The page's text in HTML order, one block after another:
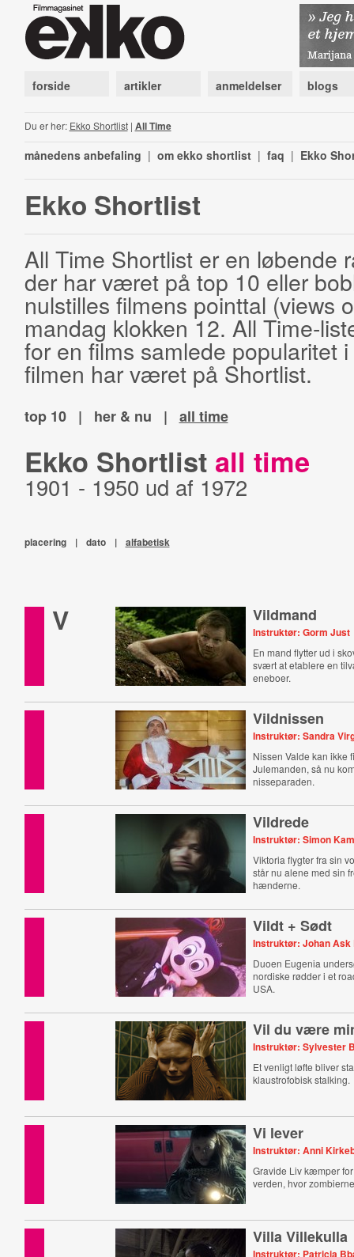
forside artikler anmeldelser blogs
Du er her: Ekko Shortlist| All Time
månedens anbefaling | om ekko shortlist | faq | Ekko
Ekko Shortlist
All Time Shortlist er en løbende
der har været på top 10 eller
nulstilles filmens pointtal (views
mandag klokken 12. All Time-
for en films samlede popularitet
filmen har været på Shortlist.
top 10 | her & nu | all time
Ekko Shortlist all time
1901 - 1950 ud af 1972
placering | dato | alfabetisk
V Vildmand
Instruktør: Gorm Just
En mand flytter ud i
svært at etablere en
eneboer.
Vildnissen
Instruktør: Sandra
Nissen Valde kan ikke
Julemanden, så nu
nisseparaden.
Vildrede
Instruktør: Simon
Viktoria flygter fra sin
står nu alene med sin
hænderne.
Vildt + Sødt
Instruktør: Johan Ask
Duoen Eugenia
nordiske rødder i et
USA.
Vil du være
Instruktør: Sylvester
Et venligt løfte bliver
klaustrofobisk stalking.
Vi lever
Instruktør: Anni
Gravide Liv kæmper
verden, hvor
Villa Villekulla
Instruktør: Patricia